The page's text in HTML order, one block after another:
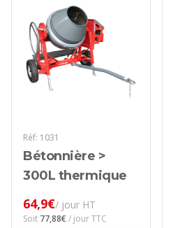
Réf: 1031
Bétonnière >
300L thermique
64,9€/ jour HT
Soit 77,88€ / jour TTC